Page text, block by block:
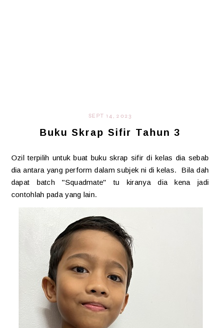
SEPT 14, 2023
Buku Skrap Sifir Tahun 3
Ozil terpilih untuk buat buku skrap sifir di kelas dia sebab
dia antara yang perform dalam subjek ni di kelas. Bila dah
dapat batch "Squadmate" tu kiranya dia kena jadi
contohlah pada yang lain.